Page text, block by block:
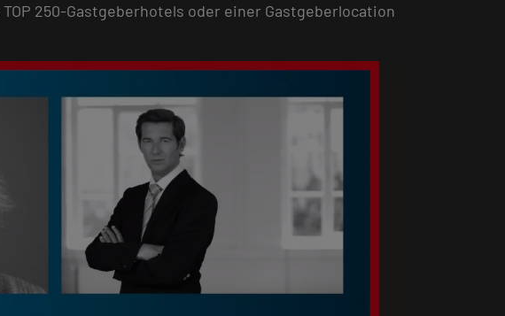
250-Gastgeberhotels oder einer Gastgeberlocation